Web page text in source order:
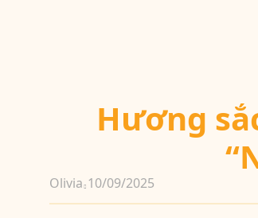
Hương
Olivia 10/09/2025